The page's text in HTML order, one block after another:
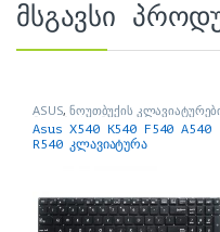
მსგავსი
ASUS,ნოუთბუქის
ნოუთბუქის ნაწილები და
აქსესუარები
Asus X540 K540 F540 A540
R540 კლავიატურა